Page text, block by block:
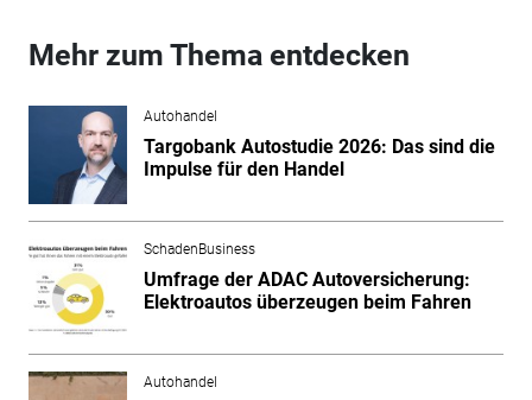
Mehr zum Thema entdecken
Autohandel
Targobank Autostudie 2026: Das sind die
Impulse für den Handel
SchadenBusiness
Umfrage der ADAC Autoversicherung:
Elektroautos überzeugen beim Fahren
Autohandel